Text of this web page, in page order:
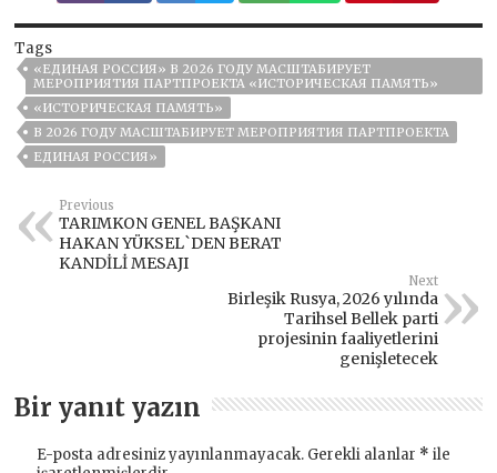
Tags
«ЕДИНАЯ РОССИЯ» В 2026 ГОДУ МАСШТАБИРУЕТ
МЕРОПРИЯТИЯ ПАРТПРОЕКТА «ИСТОРИЧЕСКАЯ ПАМЯТЬ»
«ИСТОРИЧЕСКАЯ ПАМЯТЬ»
В 2026 ГОДУ МАСШТАБИРУЕТ МЕРОПРИЯТИЯ ПАРТПРОЕКТА
ЕДИНАЯ РОССИЯ»
Previous
TARIMKON GENEL BAŞKANI
HAKAN YÜKSEL`DEN BERAT
KANDİLİ MESAJI
Next
Birleşik Rusya, 2026 yılında
Tarihsel Bellek parti
projesinin faaliyetlerini
genişletecek
Bir yanıt yazın
E-posta adresiniz yayınlanmayacak. Gerekli alanlar * ile